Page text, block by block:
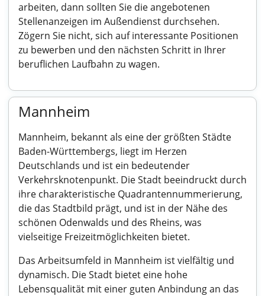
arbeiten, dann sollten Sie die angebotenen
Stellenanzeigen im Außendienst durchsehen.
Zögern Sie nicht, sich auf interessante Positionen
zu bewerben und den nächsten Schritt in Ihrer
beruflichen Laufbahn zu wagen.
Mannheim
Mannheim, bekannt als eine der größten Städte
Baden-Württembergs, liegt im Herzen
Deutschlands und ist ein bedeutender
Verkehrsknotenpunkt. Die Stadt beeindruckt durch
ihre charakteristische Quadrantennummerierung,
die das Stadtbild prägt, und ist in der Nähe des
schönen Odenwalds und des Rheins, was
vielseitige Freizeitmöglichkeiten bietet.
Das Arbeitsumfeld in Mannheim ist vielfältig und
dynamisch. Die Stadt bietet eine hohe
Lebensqualität mit einer guten Anbindung an das